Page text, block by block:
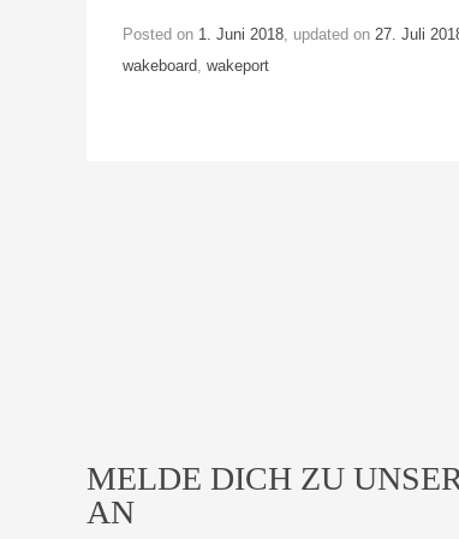
Posted on 1. Juni 2018, updated on 27. Juli
wakeboard, wakeport
MELDE DICH ZU
AN